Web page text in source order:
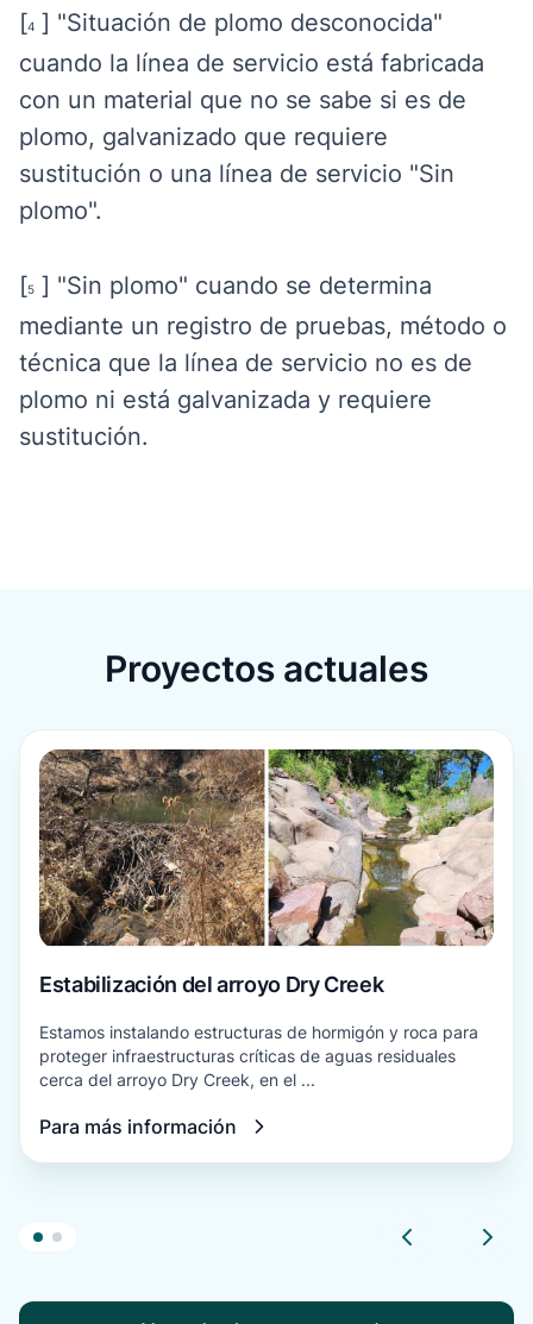
[4 ] "Situación de plomo desconocida"
cuando la línea de servicio está fabricada
con un material que no se sabe si es de
plomo, galvanizado que requiere
sustitución o una línea de servicio "Sin
plomo".
[5 ] "Sin plomo" cuando se determina
mediante un registro de pruebas, método o
técnica que la línea de servicio no es de
plomo ni está galvanizada y requiere
sustitución.
Proyectos actuales
Estabilización del arroyo Dry Creek
Estamos instalando estructuras de hormigón y roca para
proteger infraestructuras críticas de aguas residuales
cerca del arroyo Dry Creek, en el ...
Para más información
Para más información